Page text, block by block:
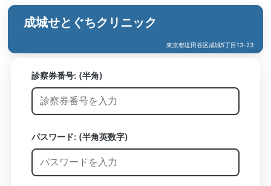
成城せとぐちクリニック
東京都世田谷区成城5丁目13-23
診察券番号: (半角)
パスワード: (半角英数字)